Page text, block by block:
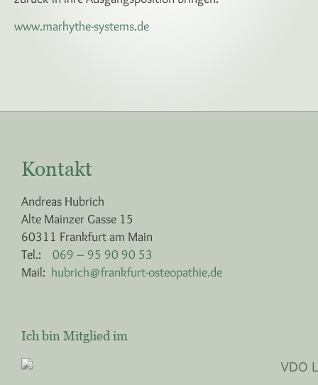
www.marhythe-systems.de
Kontakt
Andreas Hubrich
Alte Mainzer Gasse 15
60311 Frankfurt am Main
Tel.: 069 – 95 90 90 53
Mail: hubrich@frankfurt-osteopathie.de
Ich bin Mitglied im